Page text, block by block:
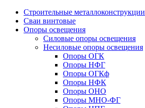
Строительные металлоконструкции
Сваи винтовые
Опоры освещения
Силовые опоры освещения
Несиловые опоры освещения
Опоры ОГК
Опоры НФГ
Опоры ОГКф
Опоры НФК
Опоры ОНО
Опоры МНО-ФГ